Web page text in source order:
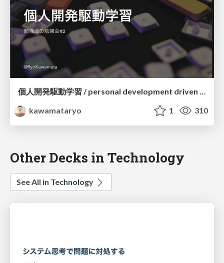
個人開発駆動学習 / personal development driven learning
kawamataryo
1 310
Other Decks in Technology
See All in Technology